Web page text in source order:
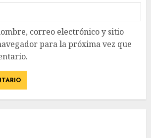
correo electrónico y sitio
para la próxima vez que